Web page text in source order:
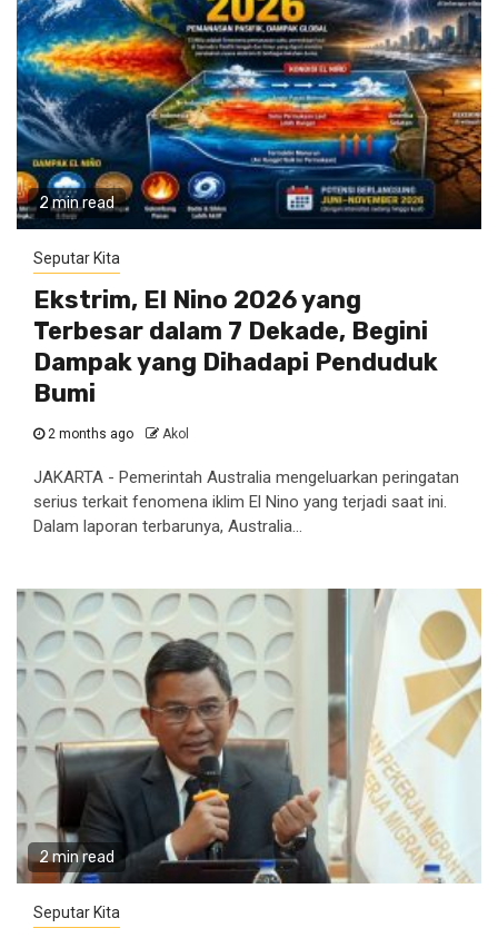
2 min read
Seputar Kita
Ekstrim, El Nino 2026 yang
Terbesar dalam 7 Dekade, Begini
Dampak yang Dihadapi Penduduk
Bumi
2 months ago Akol
JAKARTA - Pemerintah Australia mengeluarkan peringatan
serius terkait fenomena iklim El Nino yang terjadi saat ini.
Dalam laporan terbarunya, Australia...
2 min read
Seputar Kita